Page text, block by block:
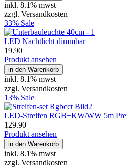
inkl. 8.1% mwst
zzgl. Versandkosten
33% Sale
LED Nachtlicht dimmbar
19.90
Produkt ansehen
in den Warenkorb
inkl. 8.1% mwst
zzgl. Versandkosten
13% Sale
LED-Streifen RGB+KW/WW 5m
129.90
Produkt ansehen
in den Warenkorb
inkl. 8.1% mwst
zzgl. Versandkosten